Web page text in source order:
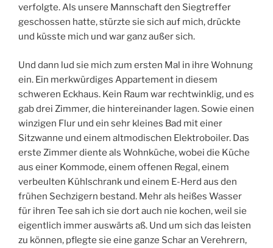
verfolgte. Als unsere Mannschaft den Siegtreffer
geschossen hatte, stürzte sie sich auf mich, drückte
und küsste mich und war ganz außer sich.
Und dann lud sie mich zum ersten Mal in ihre Wohnung
ein. Ein merkwürdiges Appartement in diesem
schweren Eckhaus. Kein Raum war rechtwinklig, und es
gab drei Zimmer, die hintereinander lagen. Sowie einen
winzigen Flur und ein sehr kleines Bad mit einer
Sitzwanne und einem altmodischen Elektroboiler. Das
erste Zimmer diente als Wohnküche, wobei die Küche
aus einer Kommode, einem offenen Regal, einem
verbeulten Kühlschrank und einem E-Herd aus den
frühen Sechzigern bestand. Mehr als heißes Wasser
für ihren Tee sah ich sie dort auch nie kochen, weil sie
eigentlich immer auswärts aß. Und um sich das leisten
zu können, pflegte sie eine ganze Schar an Verehrern,